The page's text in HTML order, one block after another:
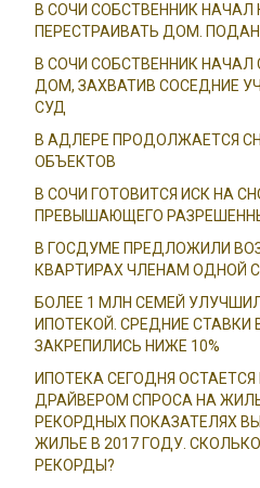
В СОЧИ СОБСТВЕННИК НАЧАЛ
ПЕРЕСТРАИВАТЬ ДОМ.
В СОЧИ СОБСТВЕННИК
ДОМ, ЗАХВАТИВ СОСЕДНИЕ
СУД
В АДЛЕРЕ ПРОДОЛЖАЕТСЯ
ОБЪЕКТОВ
В СОЧИ ГОТОВИТСЯ ИСК НА
ПРЕВЫШАЮЩЕГО
В ГОСДУМЕ ПРЕДЛОЖИЛИ
КВАРТИРАХ ЧЛЕНАМ ОДНОЙ
БОЛЕЕ 1 МЛН СЕМЕЙ
ИПОТЕКОЙ. СРЕДНИЕ
ЗАКРЕПИЛИСЬ НИЖЕ 10%
ИПОТЕКА СЕГОДНЯ
ДРАЙВЕРОМ СПРОСА НА
РЕКОРДНЫХ ПОКАЗАТЕЛЯХ
ЖИЛЬЕ В 2017 ГОДУ.
РЕКОРДЫ?